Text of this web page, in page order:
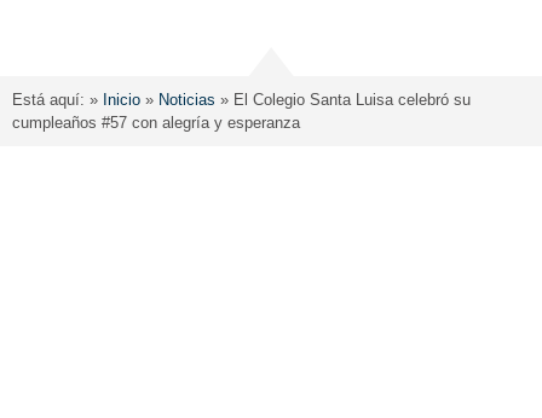
Está aquí: » Inicio » Noticias » El Colegio Santa Luisa celebró su
cumpleaños #57 con alegría y esperanza